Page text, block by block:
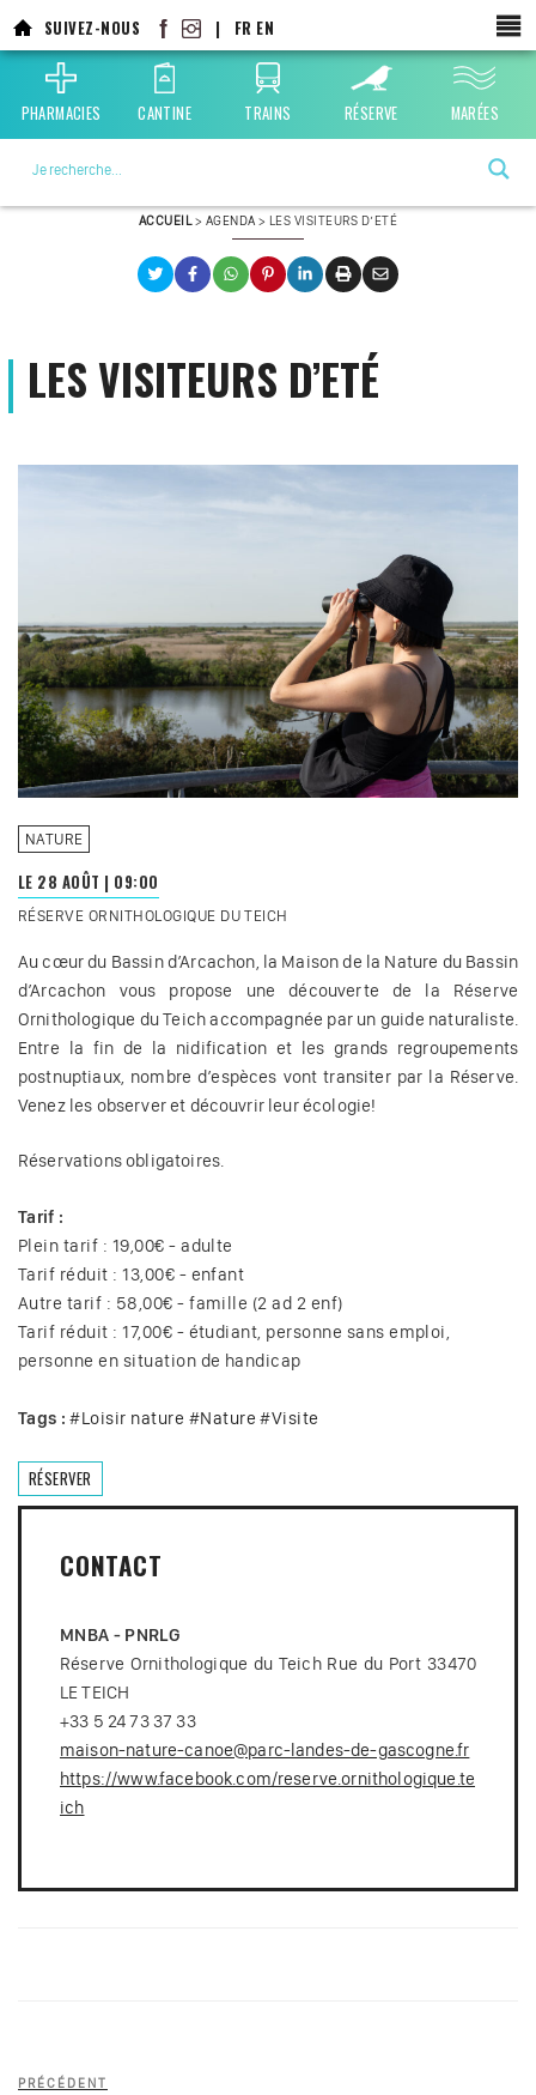
au
contenu
principal
SUIVEZ-NOUS | FR EN
PHARMACIES CANTINE TRAINS RÉSERVE MARÉES
ACCUEIL> AGENDA > LES VISITEURS D’ETÉ
LES VISITEURS D’ETÉ
NATURE
LE 28 AOÛT | 09:00
RÉSERVE ORNITHOLOGIQUE DU TEICH
Au cœur du Bassin d’Arcachon, la Maison de la Nature du Bassin
d’Arcachon vous propose une découverte de la Réserve
Ornithologique du Teich accompagnée par un guide naturaliste.
Entre la fin de la nidification et les grands regroupements
postnuptiaux, nombre d’espèces vont transiter par la Réserve.
Venez les observer et découvrir leur écologie!
Réservations obligatoires.
Tarif :
Plein tarif : 19,00€ - adulte
Tarif réduit : 13,00€ - enfant
Autre tarif : 58,00€ - famille (2 ad 2 enf)
Tarif réduit : 17,00€ - étudiant, personne sans emploi,
personne en situation de handicap
Tags : #Loisir nature #Nature #Visite
RÉSERVER
CONTACT
MNBA - PNRLG
Réserve Ornithologique du Teich Rue du Port 33470
LE TEICH
+33 5 24 73 37 33
maison-nature-canoe@parc-landes-de-gascogne.fr
https://www.facebook.com/reserve.ornithologique.te
ich
Navigation
Article
PRÉCÉDENT